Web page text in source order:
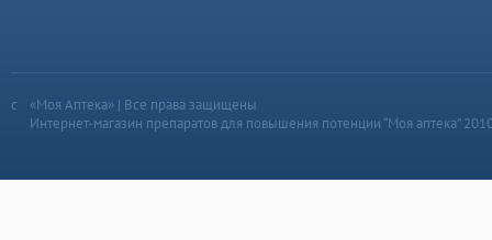
«Моя Аптека» | Все права защищены
Интернет-магазин препаратов для повышения потенции “Моя аптека”